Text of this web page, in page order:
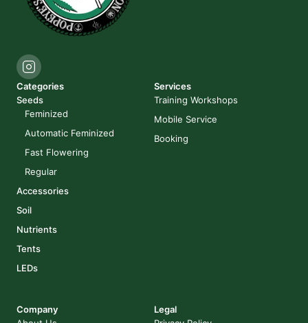
Categories
Seeds
Feminized
Automatic Feminized
Fast Flowering
Regular
Accessories
Soil
Nutrients
Tents
LEDs
Services
Training Workshops
Mobile Service
Booking
Company
Legal